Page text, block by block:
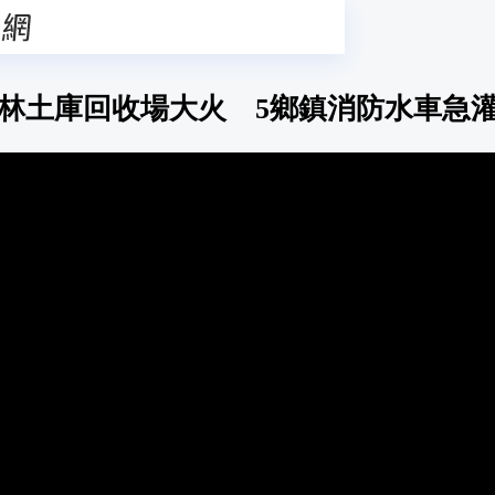
土庫回收場大火 5鄉鎮消防水車急